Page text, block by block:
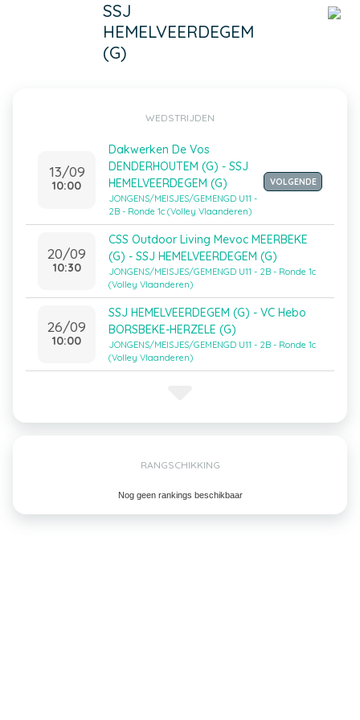
SSJ
HEMELVEERDEGEM
(G)
WEDSTRIJDEN
13/09
10:00
Dakwerken De Vos
DENDERHOUTEM (G) - SSJ
HEMELVEERDEGEM (G)
JONGENS/MEISJES/GEMENGD U11 -
2B - Ronde 1c (Volley Vlaanderen)
VOLGENDE
20/09
10:30
CSS Outdoor Living Mevoc MEERBEKE
(G) - SSJ HEMELVEERDEGEM (G)
JONGENS/MEISJES/GEMENGD U11 - 2B - Ronde 1c
(Volley Vlaanderen)
26/09
10:00
SSJ HEMELVEERDEGEM (G) - VC Hebo
BORSBEKE-HERZELE (G)
JONGENS/MEISJES/GEMENGD U11 - 2B - Ronde 1c
(Volley Vlaanderen)
RANGSCHIKKING
Nog geen rankings beschikbaar